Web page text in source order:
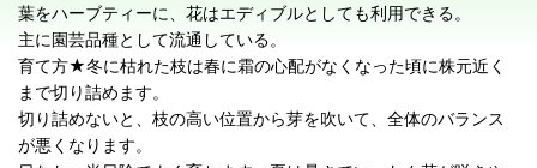
葉をハーブティーに、花はエディブルとしても利用できる。
主に園芸品種として流通している。
育て方★冬に枯れた枝は春に霜の心配がなくなった頃に株元近く
まで切り詰めます。
切り詰めないと、枝の高い位置から芽を吹いて、全体のバランス
が悪くなります。